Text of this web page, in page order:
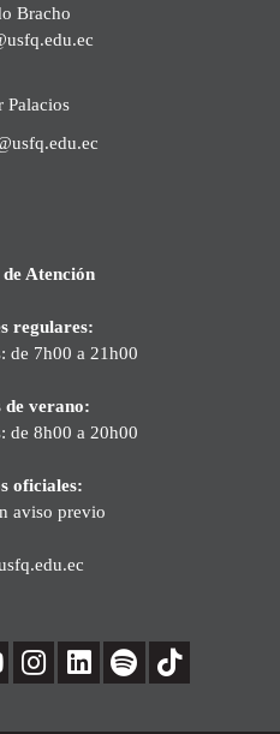
Bracho
Palacios
Atención
regulares:
de 7h00 a 21h00
de verano:
de 8h00 a 20h00
oficiales:
aviso previo